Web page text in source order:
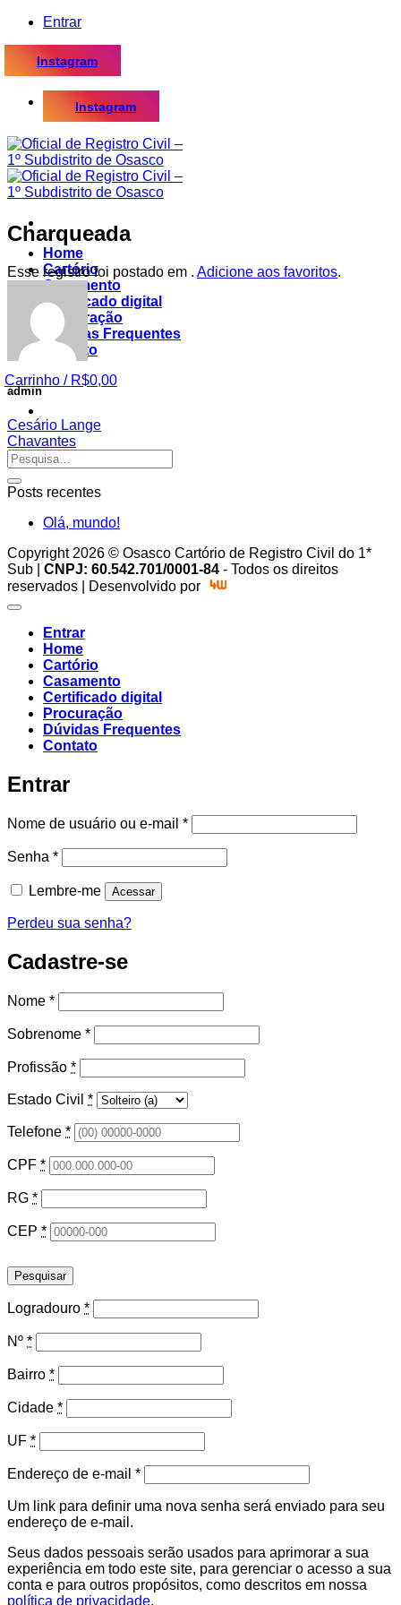
Skip
content
Entrar
Instagram
Instagram
Home
Cartório
Casamento
Certificado digital
Procuração
Dúvidas Frequentes
Contato
Carrinho / R$0,00
Charqueada
Esse registro foi postado em . Adicione aos favoritos.
admin
Cesário Lange
Chavantes
Posts recentes
Olá, mundo!
Copyright 2026 © Osasco Cartório de Registro Civil do 1*
Sub | CNPJ: 60.542.701/0001-84 - Todos os direitos
reservados | Desenvolvido por
Entrar
Home
Cartório
Casamento
Certificado digital
Procuração
Dúvidas Frequentes
Contato
Entrar
Nome de usuário ou e-mail *Obrigatório
Senha *Obrigatório
Lembre-me Acessar
Perdeu sua senha?
Cadastre-se
Nome *
Sobrenome *
Profissão *
Estado Civil *
Telefone *
CPF *
RG *
CEP *
Pesquisar
Logradouro *
Nº *
Bairro *
Cidade *
UF *
Endereço de e-mail *Obrigatório
Um link para definir uma nova senha será enviado para seu
endereço de e-mail.
Seus dados pessoais serão usados para aprimorar a sua
experiência em todo este site, para gerenciar o acesso a sua
conta e para outros propósitos, como descritos em nossa
política de privacidade.